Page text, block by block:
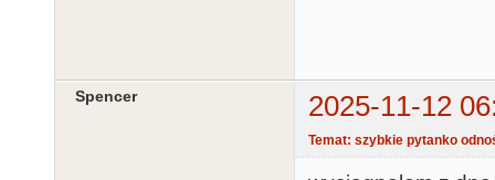
Spencer 2025-11-12
Temat: szybkie pytanko